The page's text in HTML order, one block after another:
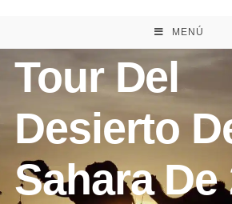
MENÚ
Tour Del
Desierto
Sahara De